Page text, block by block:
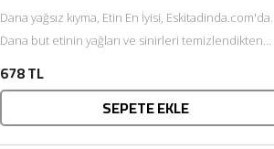
Dana yağsız kıyma, Etin En İyisi, Eskitadinda.com'da.
Dana but etinin yağları ve sinirleri temizlendikten
678 TL
SEPETE EKLE